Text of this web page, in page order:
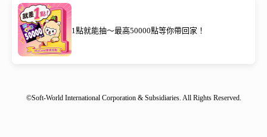
1點就能抽～最高50000點等你帶回家！
©Soft-World International Corporation & Subsidiaries. All Rights Reserved.